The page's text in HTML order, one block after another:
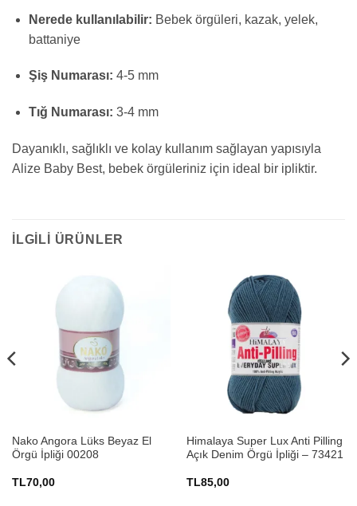
Nerede kullanılabilir: Bebek örgüleri, kazak, yelek,
battaniye
Şiş Numarası: 4-5 mm
Tığ Numarası: 3-4 mm
Dayanıklı, sağlıklı ve kolay kullanım sağlayan yapısıyla
Alize Baby Best, bebek örgüleriniz için ideal bir ipliktir.
İLGILI ÜRÜNLER
Nako Angora Lüks Beyaz El
Örgü İpliği 00208
TL70,00
Himalaya Super Lux Anti Pilling
Açık Denim Örgü İpliği – 73421
TL85,00